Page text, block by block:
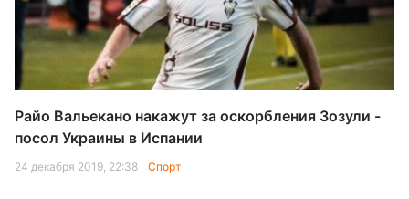
Райо Вальекано накажут за оскорбления Зозули -
посол Украины в Испании
24 декабря 2019, 22:38 Спорт